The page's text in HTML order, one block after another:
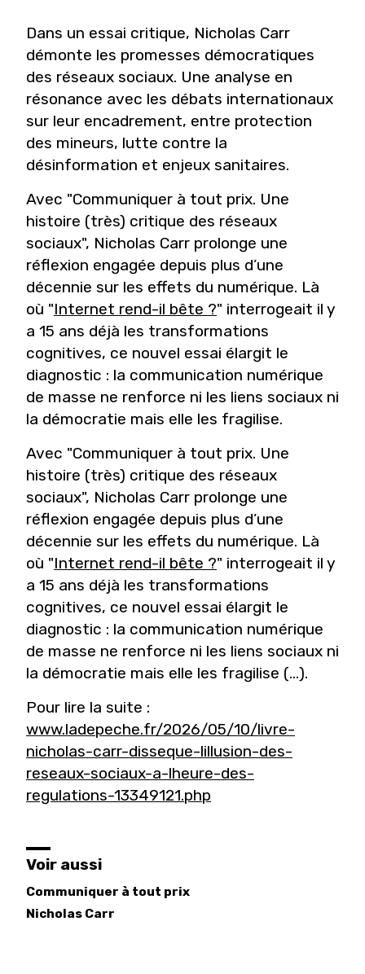
Dans un essai critique, Nicholas Carr
démonte les promesses démocratiques
des réseaux sociaux. Une analyse en
résonance avec les débats internationaux
sur leur encadrement, entre protection
des mineurs, lutte contre la
désinformation et enjeux sanitaires.
Avec "Communiquer à tout prix. Une
histoire (très) critique des réseaux
sociaux", Nicholas Carr prolonge une
réflexion engagée depuis plus d’une
décennie sur les effets du numérique. Là
où "Internet rend-il bête ?" interrogeait il y
a 15 ans déjà les transformations
cognitives, ce nouvel essai élargit le
diagnostic : la communication numérique
de masse ne renforce ni les liens sociaux ni
la démocratie mais elle les fragilise.
Avec "Communiquer à tout prix. Une
histoire (très) critique des réseaux
sociaux", Nicholas Carr prolonge une
réflexion engagée depuis plus d’une
décennie sur les effets du numérique. Là
où "Internet rend-il bête ?" interrogeait il y
a 15 ans déjà les transformations
cognitives, ce nouvel essai élargit le
diagnostic : la communication numérique
de masse ne renforce ni les liens sociaux ni
la démocratie mais elle les fragilise (...).
Pour lire la suite :
www.ladepeche.fr/2026/05/10/livre-
nicholas-carr-disseque-lillusion-des-
reseaux-sociaux-a-lheure-des-
regulations-13349121.php
Voir aussi
Communiquer à tout prix
Nicholas Carr